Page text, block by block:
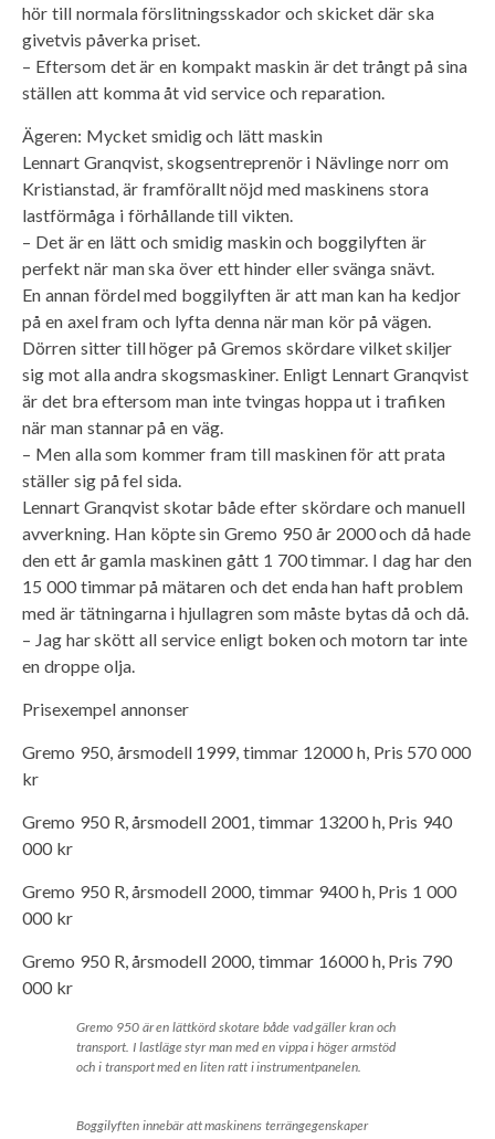
hör till normala förslitningsskador och skicket där ska
givetvis påverka priset.
– Eftersom det är en kompakt maskin är det trångt på sina
ställen att komma åt vid service och reparation.
Ägeren: Mycket smidig och lätt maskin
Lennart Granqvist, skogsentreprenör i Nävlinge norr om
Kristianstad, är framförallt nöjd med maskinens stora
lastförmåga i förhållande till vikten.
– Det är en lätt och smidig maskin och boggilyften är
perfekt när man ska över ett hinder eller svänga snävt.
En annan fördel med boggilyften är att man kan ha kedjor
på en axel fram och lyfta denna när man kör på vägen.
Dörren sitter till höger på Gremos skördare vilket skiljer
sig mot alla andra skogsmaskiner. Enligt Lennart Granqvist
är det bra eftersom man inte tvingas hoppa ut i trafiken
när man stannar på en väg.
– Men alla som kommer fram till maskinen för att prata
ställer sig på fel sida.
Lennart Granqvist skotar både efter skördare och manuell
avverkning. Han köpte sin Gremo 950 år 2000 och då hade
den ett år gamla maskinen gått 1 700 timmar. I dag har den
15 000 timmar på mätaren och det enda han haft problem
med är tätningarna i hjullagren som måste bytas då och då.
– Jag har skött all service enligt boken och motorn tar inte
en droppe olja.
Prisexempel annonser
Gremo 950, årsmodell 1999, timmar 12000 h, Pris 570 000
kr
Gremo 950 R, årsmodell 2001, timmar 13200 h, Pris 940
000 kr
Gremo 950 R, årsmodell 2000, timmar 9400 h, Pris 1 000
000 kr
Gremo 950 R, årsmodell 2000, timmar 16000 h, Pris 790
000 kr
Gremo 950 är en lättkörd skotare både vad gäller kran och
transport. I lastläge styr man med en vippa i höger armstöd
och i transport med en liten ratt i instrumentpanelen.
Boggilyften innebär att maskinens terrängegenskaper